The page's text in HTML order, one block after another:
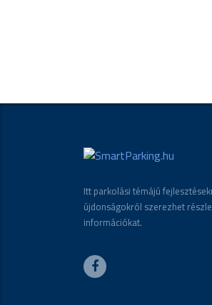
Itt parkolási témájú
újdonságokról szerezhet
információkat.